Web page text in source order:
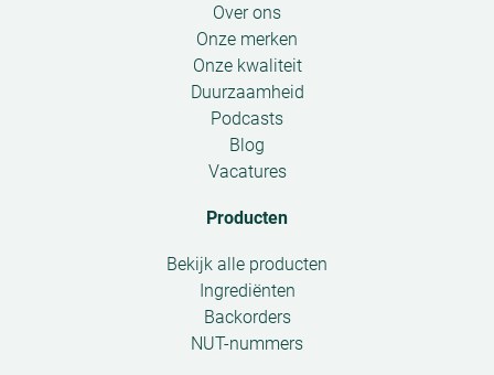
submenu
Over ons
Onze merken
Onze kwaliteit
Duurzaamheid
Podcasts
Blog
Vacatures
Producten
Open
submenu
Bekijk alle producten
Ingrediënten
Backorders
NUT-nummers